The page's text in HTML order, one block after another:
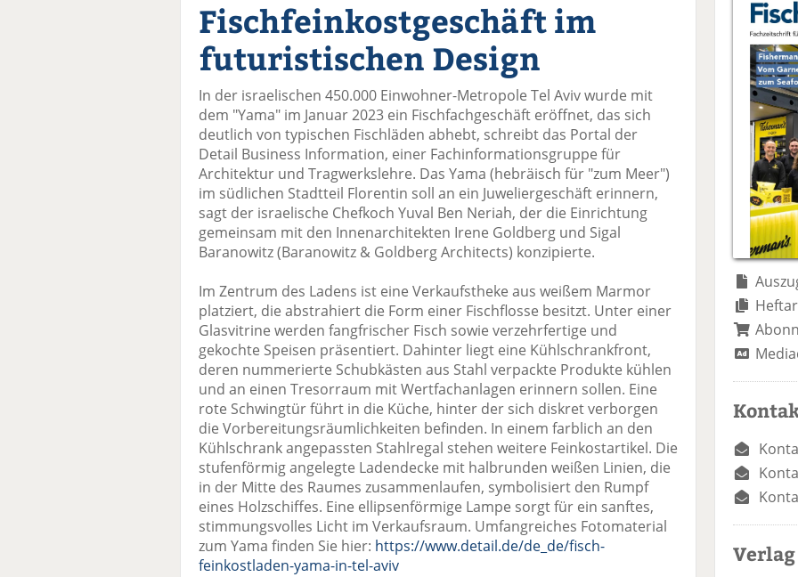
el
ac
e
b
o
o
k
te
il
e
tt
er
n
n
k
e
n
te
il
m
ai
er
se
n
Fischfeinkostgeschäft im
futuristischen Design
In der israelischen 450.000 Einwohner-Metropole Tel Aviv wurde mit
dem "Yama" im Januar 2023 ein Fischfachgeschäft eröffnet, das sich
deutlich von typischen Fischläden abhebt, schreibt das Portal der
Detail Business Information, einer Fachinformationsgruppe für
Architektur und Tragwerkslehre. Das Yama (hebräisch für "zum Meer")
im südlichen Stadtteil Florentin soll an ein Juweliergeschäft erinnern,
sagt der israelische Chefkoch Yuval Ben Neriah, der die Einrichtung
gemeinsam mit den Innenarchitekten Irene Goldberg und Sigal
Baranowitz (Baranowitz & Goldberg Architects) konzipierte.
Im Zentrum des Ladens ist eine Verkaufstheke aus weißem Marmor
platziert, die abstrahiert die Form einer Fischflosse besitzt. Unter einer
Glasvitrine werden fangfrischer Fisch sowie verzehrfertige und
gekochte Speisen präsentiert. Dahinter liegt eine Kühlschrankfront,
deren nummerierte Schubkästen aus Stahl verpackte Produkte kühlen
und an einen Tresorraum mit Wertfachanlagen erinnern sollen. Eine
rote Schwingtür führt in die Küche, hinter der sich diskret verborgen
die Vorbereitungsräumlichkeiten befinden. In einem farblich an den
Kühlschrank angepassten Stahlregal stehen weitere Feinkostartikel. Die
stufenförmig angelegte Ladendecke mit halbrunden weißen Linien, die
in der Mitte des Raumes zusammenlaufen, symbolisiert den Rumpf
eines Holzschiffes. Eine ellipsenförmige Lampe sorgt für ein sanftes,
stimmungsvolles Licht im Verkaufsraum. Umfangreiches Fotomaterial
zum Yama finden Sie hier: https://www.detail.de/de_de/fisch-
feinkostladen-yama-in-tel-aviv
Verlag